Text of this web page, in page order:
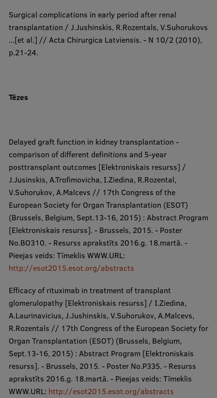
Surgical complications in early period after renal
transplantation / J.Jushinskis, R.Rozentals, V.Suhorukovs
...[et al.] // Acta Chirurgica Latviensis. - N 10/2 (2010),
p.21-24.
Tēzes​​
Delayed graft function in kidney transplantation -
comparison of different definitions and 5-year
posttransplant outcomes [Elektroniskais resurss] /
J.Jusinskis, A.Trofimovicha, I.Ziedina, R.Rozental,
V.Suhorukov, A.Malcevs // 17th Congress of the
European Society for Organ Transplantation (ESOT)
(Brussels, Belgium, Sept.13-16, 2015) : Abstract Program
[Elektroniskais resurss]. - Brussels, 2015. - Poster
No.BO310. - Resurss aprakstīts 2016.g. 18.martā. -
Pieejas veids: Tīmeklis WWW.URL:
http://esot2015.esot.org/abstracts
Efficacy of rituximab in treatment of transplant
glomerulopathy [Elektroniskais resurss] / I.Ziedina,
A.Laurinavicius, J.Jushinskis, V.Suhorukov, A.Malcevs,
R.Rozentals // 17th Congress of the European Society for
Organ Transplantation (ESOT) (Brussels, Belgium,
Sept.13-16, 2015) : Abstract Program [Elektroniskais
resurss]. - Brussels, 2015. - Poster No.P335. - Resurss
aprakstīts 2016.g. 18.martā. - Pieejas veids: Tīmeklis
WWW.URL: http://esot2015.esot.org/abstracts